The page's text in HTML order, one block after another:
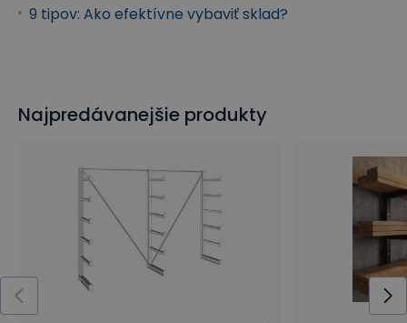
9 tipov: Ako efektívne vybaviť sklad?
Najpredávanejšie produkty